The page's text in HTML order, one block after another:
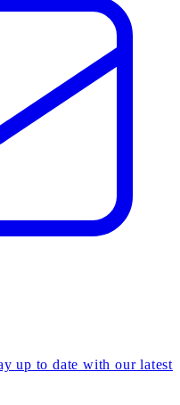
up to date with our latest